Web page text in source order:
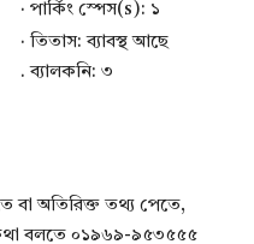
· পার্কিং স্পেস(s): ১
· তিতাস: ব্যাবস্থ আছে
. ব্যালকনি: ৩
বা অতিরিক্ত তথ্য পেতে,
বলতে ০১৯৬৯-৯৫৩৫৫৫